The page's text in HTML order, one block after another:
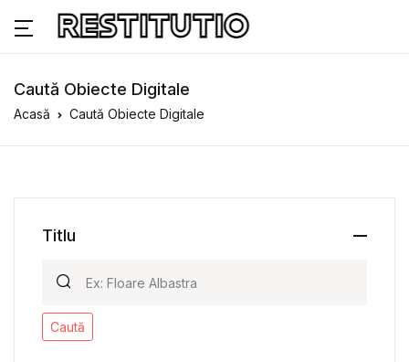
Caută Obiecte Digitale
Acasă Caută Obiecte Digitale
Titlu
Caută